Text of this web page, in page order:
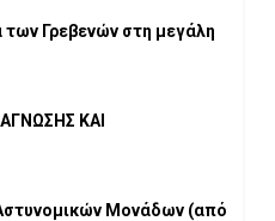
των Γρεβενών στη μεγάλη
ΚΑΙ
Μονάδων (από